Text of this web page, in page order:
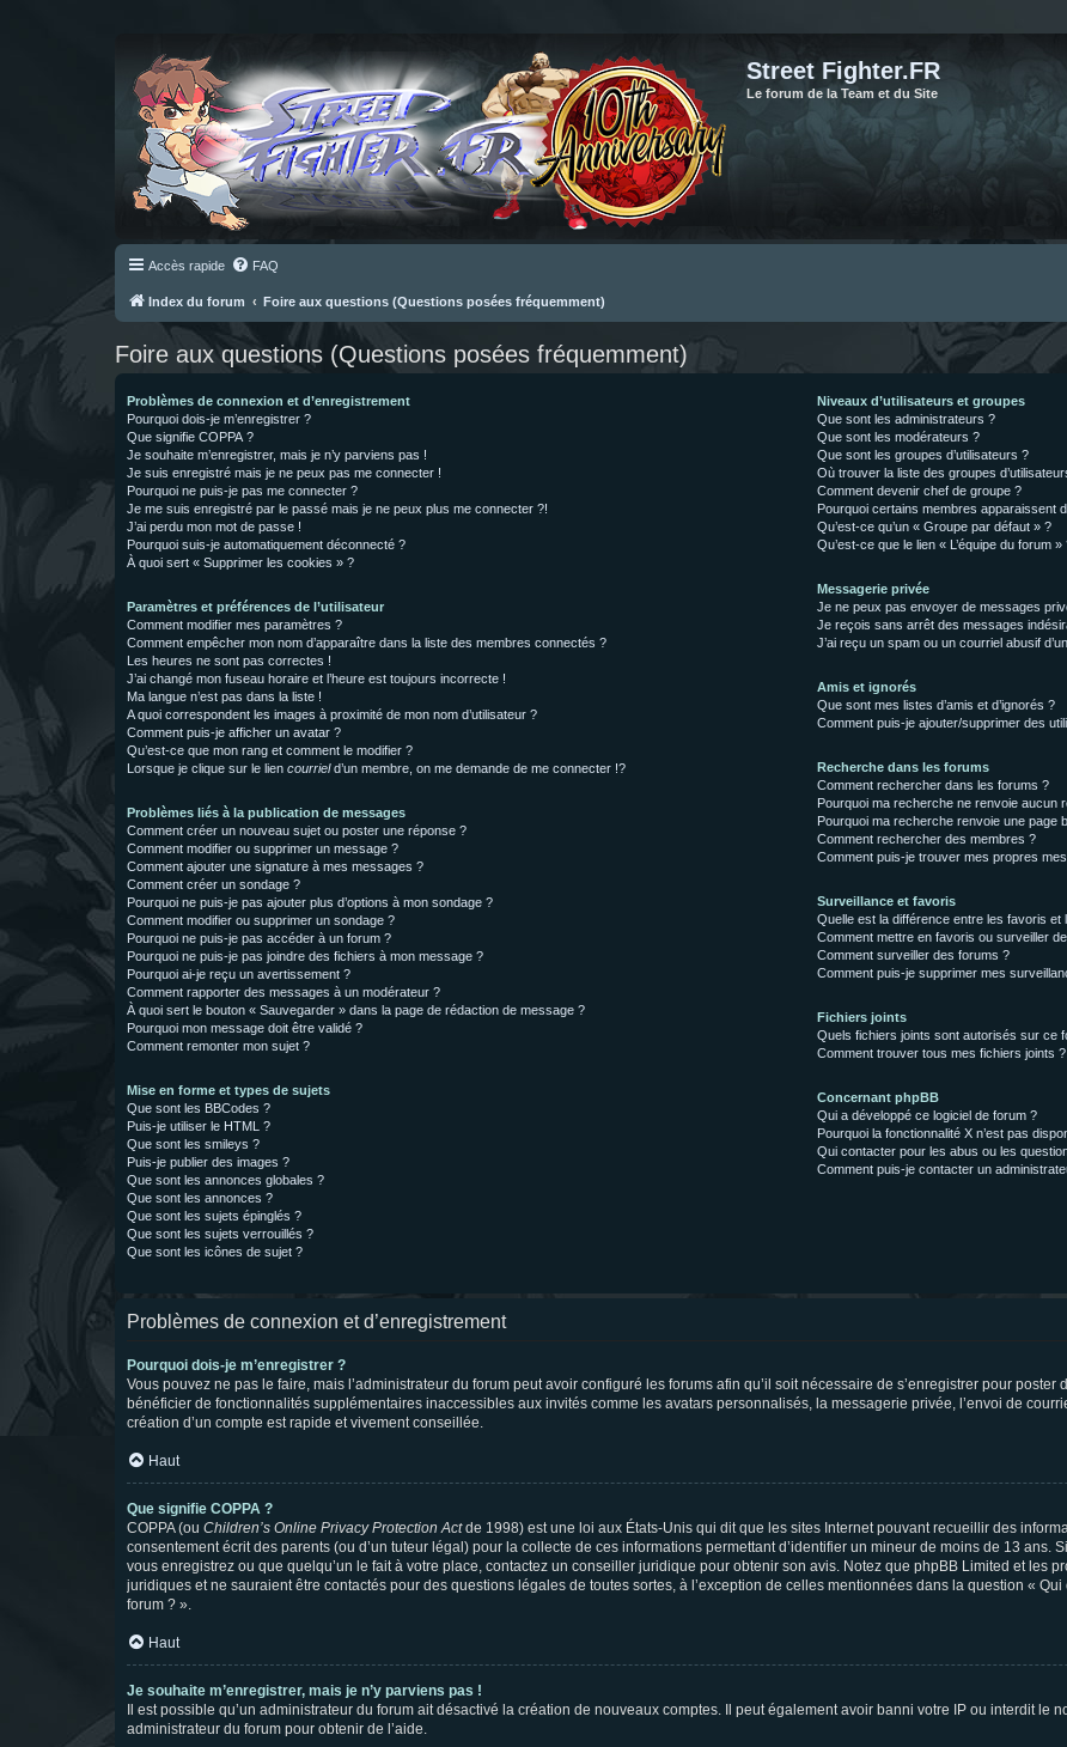
Street Fighter.FR
Le forum de la Team et du Site
Accès rapide FAQ
Index du forum Foire aux questions (Questions posées fréquemment)
Foire aux questions (Questions posées fréquemment)
Problèmes de connexion et d’enregistrement
Pourquoi dois-je m’enregistrer ?
Que signifie COPPA ?
Je souhaite m’enregistrer, mais je n’y parviens pas !
Je suis enregistré mais je ne peux pas me connecter !
Pourquoi ne puis-je pas me connecter ?
Je me suis enregistré par le passé mais je ne peux plus me connecter ?!
J’ai perdu mon mot de passe !
Pourquoi suis-je automatiquement déconnecté ?
À quoi sert « Supprimer les cookies » ?
Paramètres et préférences de l’utilisateur
Comment modifier mes paramètres ?
Comment empêcher mon nom d’apparaître dans la liste des membres connectés ?
Les heures ne sont pas correctes !
J’ai changé mon fuseau horaire et l’heure est toujours incorrecte !
Ma langue n’est pas dans la liste !
A quoi correspondent les images à proximité de mon nom d’utilisateur ?
Comment puis-je afficher un avatar ?
Qu’est-ce que mon rang et comment le modifier ?
Lorsque je clique sur le lien courrield’un membre, on me demande de me connecter !?
Problèmes liés à la publication de messages
Comment créer un nouveau sujet ou poster une réponse ?
Comment modifier ou supprimer un message ?
Comment ajouter une signature à mes messages ?
Comment créer un sondage ?
Pourquoi ne puis-je pas ajouter plus d’options à mon sondage ?
Comment modifier ou supprimer un sondage ?
Pourquoi ne puis-je pas accéder à un forum ?
Pourquoi ne puis-je pas joindre des fichiers à mon message ?
Pourquoi ai-je reçu un avertissement ?
Comment rapporter des messages à un modérateur ?
À quoi sert le bouton « Sauvegarder » dans la page de rédaction de message ?
Pourquoi mon message doit être validé ?
Comment remonter mon sujet ?
Mise en forme et types de sujets
Que sont les BBCodes ?
Puis-je utiliser le HTML ?
Que sont les smileys ?
Puis-je publier des images ?
Que sont les annonces globales ?
Que sont les annonces ?
Que sont les sujets épinglés ?
Que sont les sujets verrouillés ?
Que sont les icônes de sujet ?
Niveaux d’utilisateurs et groupes
Que sont les administrateurs ?
Que sont les modérateurs ?
Que sont les groupes d’utilisateurs ?
Où trouver la liste des groupes
Comment devenir chef de groupe ?
Pourquoi certains membres apparaissent
Qu’est-ce qu’un « Groupe par défaut » ?
Qu’est-ce que le lien « L’équipe du forum »
Messagerie privée
Je ne peux pas envoyer de messages
Je reçois sans arrêt des messages
J’ai reçu un spam ou un courriel abusif
Amis et ignorés
Que sont mes listes d’amis et d’ignorés ?
Comment puis-je ajouter/supprimer des
Recherche dans les forums
Comment rechercher dans les forums ?
Pourquoi ma recherche ne renvoie aucun
Pourquoi ma recherche renvoie une page
Comment rechercher des membres ?
Comment puis-je trouver mes propres
Surveillance et favoris
Quelle est la différence entre les favoris et
Comment mettre en favoris ou surveiller
Comment surveiller des forums ?
Comment puis-je supprimer mes
Fichiers joints
Quels fichiers joints sont autorisés sur ce
Comment trouver tous mes fichiers joints ?
Concernant phpBB
Qui a développé ce logiciel de forum ?
Pourquoi la fonctionnalité X n’est pas
Qui contacter pour les abus ou les
Comment puis-je contacter un
Problèmes de connexion et d’enregistrement
Pourquoi dois-je m’enregistrer ?
Vous pouvez ne pas le faire, mais l’administrateur du forum peut avoir configuré les forums afin qu’il soit nécessaire de s’enregistrer pour
bénéficier de fonctionnalités supplémentaires inaccessibles aux invités comme les avatars personnalisés, la messagerie privée, l’envoi de
création d’un compte est rapide et vivement conseillée.
Haut
Que signifie COPPA ?
COPPA (ou Children’s Online Privacy Protection Actde 1998) est une loi aux États-Unis qui dit que les sites Internet pouvant recueillir des
consentement écrit des parents (ou d’un tuteur légal) pour la collecte de ces informations permettant d’identifier un mineur de moins de 13 ans.
vous enregistrez ou que quelqu’un le fait à votre place, contactez un conseiller juridique pour obtenir son avis. Notez que phpBB Limited et les
juridiques et ne sauraient être contactés pour des questions légales de toutes sortes, à l’exception de celles mentionnées dans la question «
forum ? ».
Haut
Je souhaite m’enregistrer, mais je n’y parviens pas !
Il est possible qu’un administrateur du forum ait désactivé la création de nouveaux comptes. Il peut également avoir banni votre IP ou interdit le
administrateur du forum pour obtenir de l’aide.